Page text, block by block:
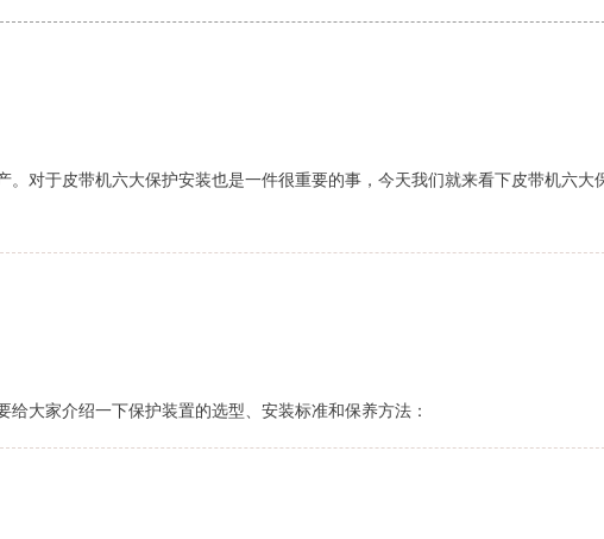
对于皮带机六大保护安装也是一件很重要的事，今天我们就来看下皮带机六大
大家介绍一下保护装置的选型、安装标准和保养方法：